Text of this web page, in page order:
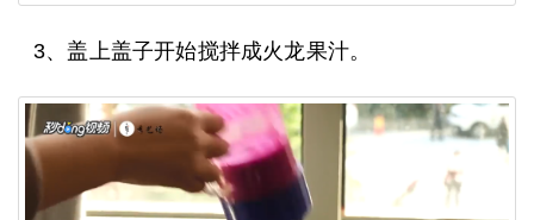
3、盖上盖子开始搅拌成火龙果汁。